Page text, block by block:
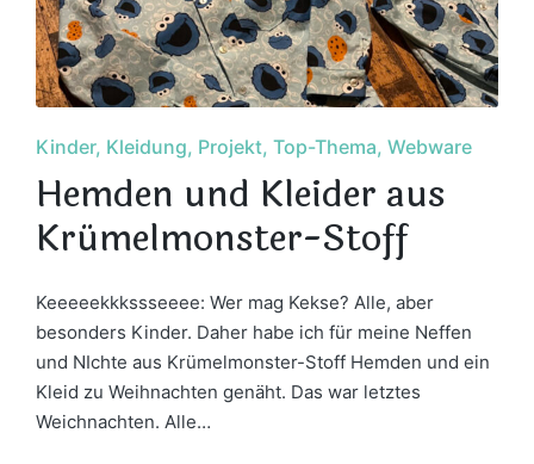
Posted
in
Kinder Kleidung Projekt Top-Thema Webware
Hemden und Kleider aus
Krümelmonster-Stoff
Keeeeekkkssseeee: Wer mag Kekse? Alle, aber
besonders Kinder. Daher habe ich für meine Neffen
und NIchte aus Krümelmonster-Stoff Hemden und ein
Kleid zu Weihnachten genäht. Das war letztes
Weichnachten. Alle…